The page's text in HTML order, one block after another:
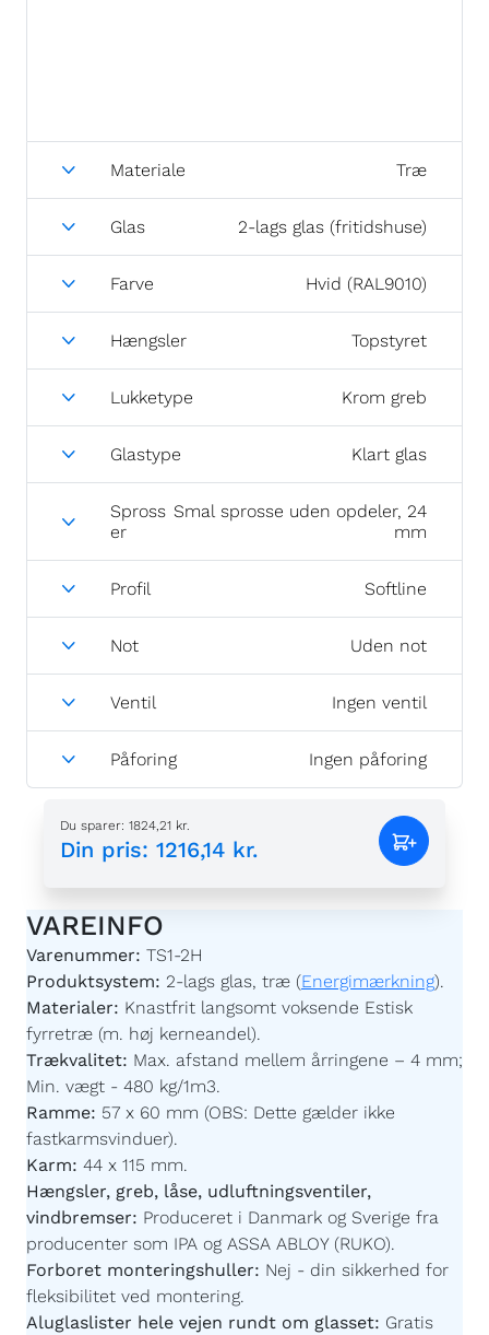
Materiale Træ
Glas 2-lags glas (fritidshuse)
Farve Hvid (RAL9010)
Hængsler Topstyret
Lukketype Krom greb
Glastype Klart glas
Spross
er
Smal sprosse uden opdeler, 24
mm
Profil Softline
Not Uden not
Ventil Ingen ventil
Påforing Ingen påforing
Du sparer: 1824,21 kr.
Din pris: 1216,14 kr.
VAREINFO
Varenummer: TS1-2H
Produktsystem: 2-lags glas, træ (Energimærkning).
Materialer: Knastfrit langsomt voksende Estisk
fyrretræ (m. høj kerneandel).
Trækvalitet: Max. afstand mellem årringene – 4 mm;
Min. vægt - 480 kg/1m3.
Ramme: 57 x 60 mm (OBS: Dette gælder ikke
fastkarmsvinduer).
Karm: 44 x 115 mm.
Hængsler, greb, låse, udluftningsventiler,
vindbremser: Produceret i Danmark og Sverige fra
producenter som IPA og ASSA ABLOY (RUKO).
Forboret monteringshuller: Nej - din sikkerhed for
fleksibilitet ved montering.
Aluglaslister hele vejen rundt om glasset: Gratis